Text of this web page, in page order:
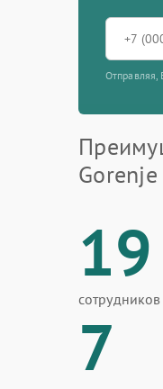
Отправляя,
Gorenje
19
7